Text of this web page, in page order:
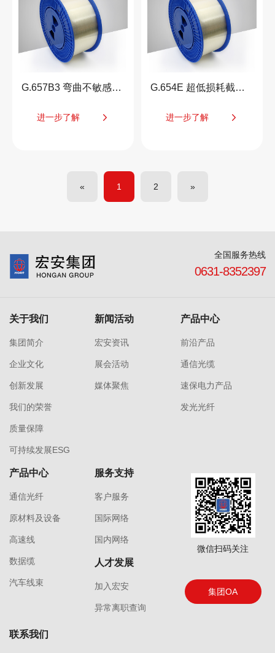
G.657B3 弯曲不敏感单模光纤
进一步了解
G.654E 超低损耗截止波长位移单模光纤
进一步了解
« 1 2 »
全国服务热线
0631-8352397
关于我们
集团简介
企业文化
创新发展
我们的荣誉
质量保障
可持续发展ESG
新闻活动
宏安资讯
展会活动
媒体聚焦
产品中心
前沿产品
通信光缆
速保电力产品
发光光纤
产品中心
通信光纤
原材料及设备
高速线
数据缆
汽车线束
服务支持
客户服务
国际网络
国内网络
人才发展
加入宏安
异常离职查询
微信扫码关注
集团OA
联系我们